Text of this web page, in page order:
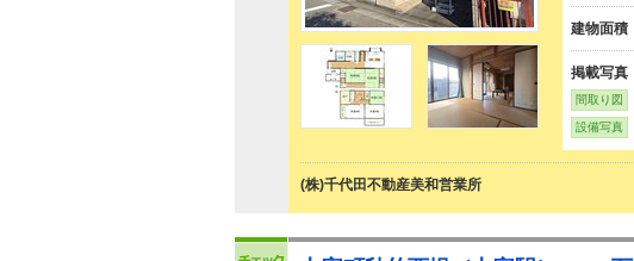
建物面積
掲載写真
間取り図
設備写真
(株)千代田不動産美和営業所